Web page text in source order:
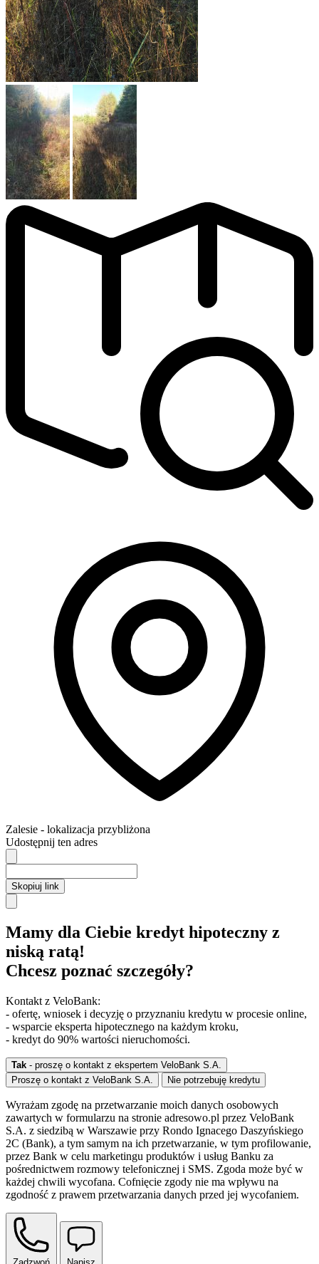
Zalesie - lokalizacja przybliżona
Udostępnij ten adres
Skopiuj link
Mamy dla Ciebie kredyt hipoteczny z
niską ratą!
Chcesz poznać szczegóły?
Kontakt z VeloBank:
- ofertę, wniosek i decyzję o przyznaniu kredytu w procesie online,
- wsparcie eksperta hipotecznego na każdym kroku,
- kredyt do 90% wartości nieruchomości.
Tak - proszę o kontakt z ekspertem VeloBank S.A.
Proszę o kontakt z VeloBank S.A.
Nie potrzebuję kredytu
Wyrażam zgodę na przetwarzanie moich danych osobowych
zawartych w formularzu na stronie adresowo.pl przez VeloBank
S.A. z siedzibą w Warszawie przy Rondo Ignacego Daszyńskiego
2C (Bank), a tym samym na ich przetwarzanie, w tym profilowanie,
przez Bank w celu marketingu produktów i usług Banku za
pośrednictwem rozmowy telefonicznej i SMS. Zgoda może być w
każdej chwili wycofana. Cofnięcie zgody nie ma wpływu na
zgodność z prawem przetwarzania danych przed jej wycofaniem.